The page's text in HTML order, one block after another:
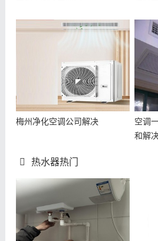
梅州净化空调公司解决
空调
和解
热水器热门